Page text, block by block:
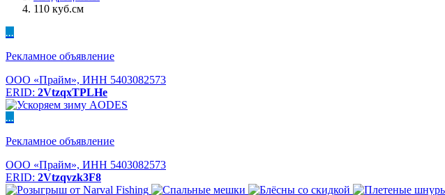
110 куб.см
...
Рекламное объявление
ООО «Прайм», ИНН 5403082573
ERID: 2VtzqxTPLHe
...
Рекламное объявление
ООО «Прайм», ИНН 5403082573
ERID: 2Vtzqvzk3F8